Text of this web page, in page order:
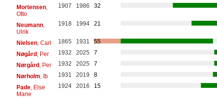
Mortensen,
Otto
1907 1986 32
Neumann,
Ulrik
1918 1994 21
Nielsen, Carl 1865 1931
55
Nøgård, Per 1932 2025
7
Nørgård, Per 1932 2025
7
Nørholm , Ib 1931 2019
8
Pade, Else
Marie
1924 2016 15